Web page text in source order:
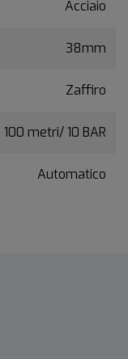
Acciaio
38mm
Zaffiro
100 metri/ 10 BAR
Automatico